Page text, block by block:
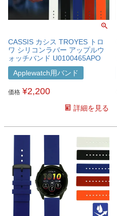
CASSIS カシス TROYES トロ
ワ シリコンラバー アップルウ
ォッチバンド U0100465APO
Applewatch用バンド
価格 ¥2,200
詳細を見る